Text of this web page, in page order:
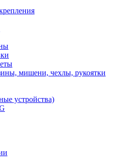
мишени, чехлы, рукоятки
устройства)